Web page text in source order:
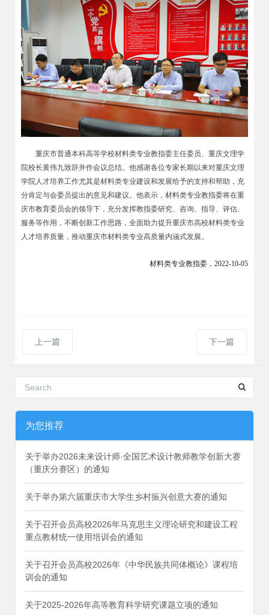
重庆市普通本科高等学校材料类专业教指委主任委员、重庆文理学
院校长黄伟九致辞并作会议总结。他感谢各位专家长期以来对重庆文理
学院人才培养工作尤其是材料类专业建设和发展给予的支持和帮助，充
分肯定与会委员提出的意见和建议。他表示，材料类专业教指委将在重
庆市教育委员会的领导下，充分发挥教指委研究、咨询、指导、评估、
服务等作用，不断创新工作思路，全面助力提升重庆市高校材料类专业
人才培养质量，推动重庆市材料类专业高质量内涵式发展。
材料类专业教指委，2022-10-05
上一篇 下一篇
为您推荐
关于举办2026未来设计师·全国艺术设计教师教学创新大赛
（重庆分赛区）的通知
关于举办第六届重庆市大学生乡村振兴创意大赛的通知
关于召开会员高校2026年马克思主义理论研究和建设工程
重点教材统一使用培训会的通知
关于召开会员高校2026年《中华民族共同体概论》课程培
训会的通知
关于2025-2026年高等教育科学研究课题立项的通知